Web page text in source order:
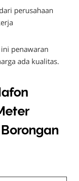
perusahaan
penawaran
ada kualitas.